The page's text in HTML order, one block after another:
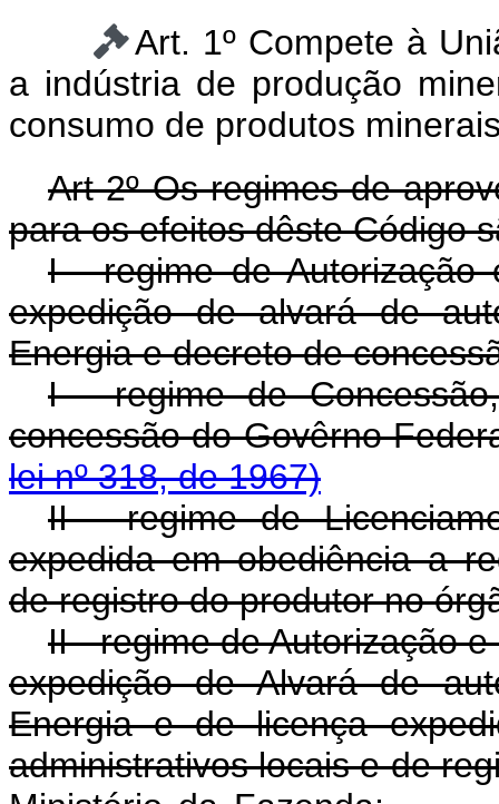
Art. 1º Compete à
a indústria de produção
consumo de produtos
Art 2º Os regimes de
para os efeitos dêste Código
I - regime de Autorização
expedição de alvará de
Energia e decreto de
I - regime de
concessão do Govêrno
lei nº 318, de 1967)
II - regime de
expedida em obediência a
de registro do produtor no
II - regime de Autorização
expedição de Alvará de
Energia e de licença
administrativos locais e de